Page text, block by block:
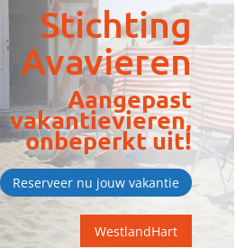
Stichting
Avavieren
Aangepast
vakantievieren,
onbeperkt uit!
Reserveer nu jouw vakantie
WestlandHart